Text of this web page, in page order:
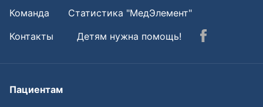
Команда
Статистика "МедЭлемент"
Контакты
Детям нужна помощь!
Пациентам